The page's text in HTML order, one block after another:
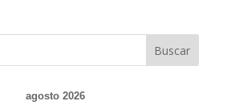
Buscar
agosto 2026